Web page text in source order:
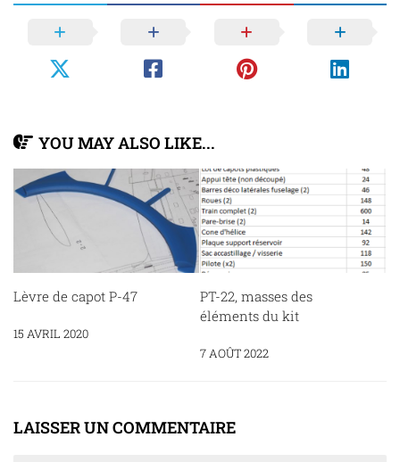
YOU MAY ALSO LIKE...
Lèvre de capot P-47
15 AVRIL 2020
PT-22, masses des
éléments du kit
7 AOÛT 2022
LAISSER UN COMMENTAIRE